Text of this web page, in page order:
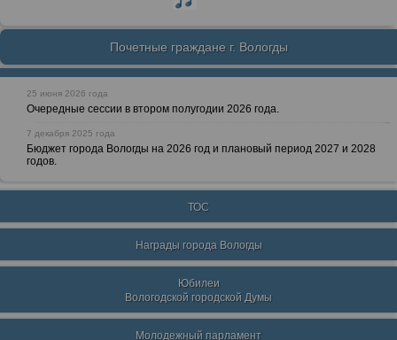
Почетные граждане г. Вологды
25 июня 2026 года
Очередные сессии в втором полугодии 2026 года.
7 декабря 2025 года
Бюджет города Вологды на 2026 год и плановый период 2027 и 2028
годов.
ТОС
Награды города Вологды
Юбилеи
Вологодской городской Думы
Молодежный парламент